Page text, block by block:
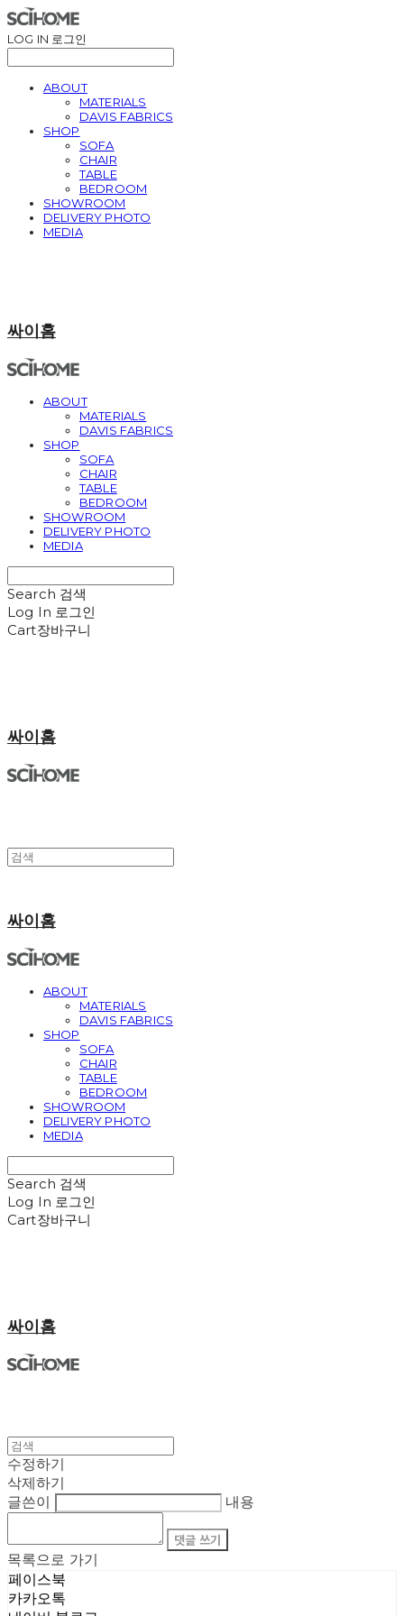
LOG IN 로그인
ABOUT
MATERIALS
DAVIS FABRICS
SHOP
SOFA
CHAIR
TABLE
BEDROOM
SHOWROOM
DELIVERY PHOTO
MEDIA
싸이홈
ABOUT
MATERIALS
DAVIS FABRICS
SHOP
SOFA
CHAIR
TABLE
BEDROOM
SHOWROOM
DELIVERY PHOTO
MEDIA
Search 검색
Log In 로그인
Cart장바구니
싸이홈
싸이홈
ABOUT
MATERIALS
DAVIS FABRICS
SHOP
SOFA
CHAIR
TABLE
BEDROOM
SHOWROOM
DELIVERY PHOTO
MEDIA
Search 검색
Log In 로그인
Cart장바구니
싸이홈
수정하기
삭제하기
글쓴이
내용
댓글 쓰기
목록으로 가기
페이스북
카카오톡